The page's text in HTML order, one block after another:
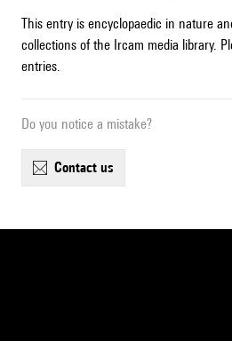
This entry is encyclopaedic in nature
collections of the Ircam media library.
entries.
Do you notice a mistake?
contact us